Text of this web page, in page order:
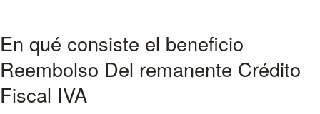
En qué consiste el beneficio
Reembolso Del remanente Crédito
Fiscal IVA